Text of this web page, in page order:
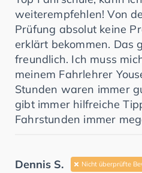
weiterempfehlen! Von
Prüfung absolut keine
erklärt bekommen. Das
freundlich. Ich muss
meinem Fahrlehrer
Stunden waren immer
gibt immer hilfreiche
Fahrstunden immer
Dennis S. Nicht überprüfte